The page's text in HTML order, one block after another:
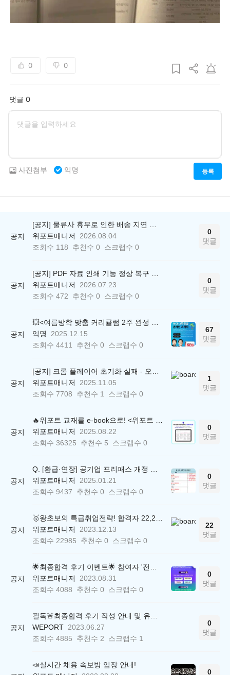
0 0
댓글 0
등록
사진첨부 익명
공지
[공지] 물류사 휴무로 인한 배송 지연 안내
위포트매니저
2026.08.04
조회수 118 추천수 0 스크랩수 0
0
댓글
공지
[공지] PDF 자료 인쇄 기능 정상 복구 안내
위포트매니저
2026.07.23
조회수 472 추천수 0 스크랩수 0
0
댓글
공지
💥<여름방학 맞춤 커리큘럼 2주 완성 무료 스터디> 모집 시작!
익명
2025.12.15
조회수 4411 추천수 0 스크랩수 0
67
댓글
공지
[공지] 크롬 플레이어 초기화 실패 - 오류 조치 방법 안내 (Chrome 142 버전, Edge)
위포트매니저
2025.11.05
조회수 7708 추천수 1 스크랩수 0
1
댓글
공지
🔥위포트 교재를 e-book으로! <위포트 스마트학습실>
위포트매니저
2025.08.22
조회수 36325 추천수 5 스크랩수 0
0
댓글
공지
Q. [환급·연장] 공기업 프리패스 개정 안내 (25.01.21 18:00~)
위포트매니저
2025.01.21
조회수 9437 추천수 0 스크랩수 0
0
댓글
공지
🥇왕초보의 특급취업전략! 합격자 22,244명 배출한 전문가와 함께 직무탐색부터 면접까지 완벽대비
위포트매니저
2023.12.13
조회수 22985 추천수 0 스크랩수 0
22
댓글
공지
🌟최종합격 후기 이벤트🌟 참여자 '전원' 백화점상품권 증정
위포트매니저
2023.08.31
조회수 4088 추천수 0 스크랩수 0
0
댓글
공지
필독🚨최종합격 후기 작성 안내 및 유의사항
WEPORT 2023.06.27
조회수 4885 추천수 2 스크랩수 1
0
댓글
📣실시간 채용 속보방 입장 안내!
0